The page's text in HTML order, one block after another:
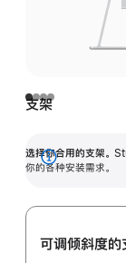
支架
选择你合用的支架。
你的各种安装需求。
展
可调倾斜度的